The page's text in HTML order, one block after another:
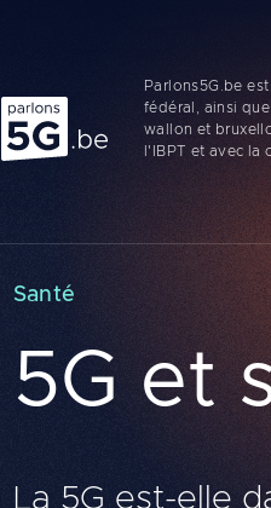
Parlons 5G
Parlons5G.be
fédéral, ainsi
wallon et
l'IBPT et avec la
Santé
5G et
La 5G est-elle